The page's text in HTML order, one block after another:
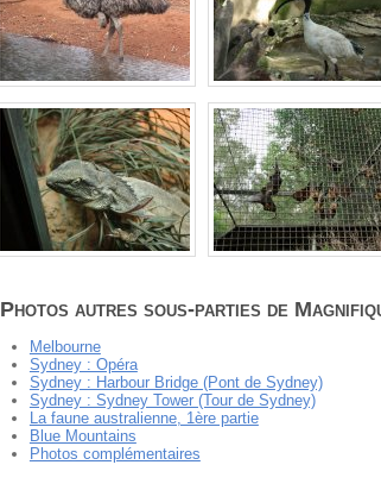
Photos autres sous-parties de
Melbourne
Sydney : Opéra
Sydney : Harbour Bridge (Pont de Sydney)
Sydney : Sydney Tower (Tour de Sydney)
La faune australienne, 1ère partie
Blue Mountains
Photos complémentaires